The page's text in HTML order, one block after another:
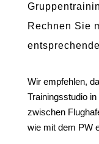
Rechnen Sie
Wir empfehlen,
Trainingsstudio
zwischen
wie mit dem PW